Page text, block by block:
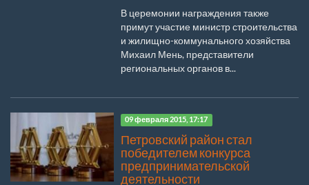
В церемонии награждения также
примут участие министр строительства
и жилищно-коммунального хозяйства
Михаил Мень, представители
региональных органов в...
09 февраля 2015, 17:17
Петровский район стал
победителем конкурса
предпринимательской
деятельности